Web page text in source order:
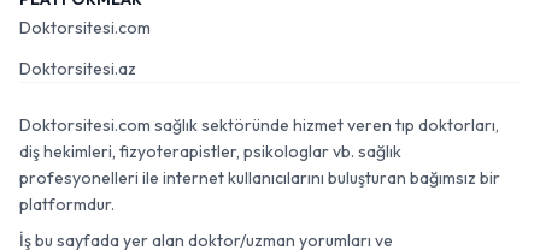
Doktorsitesi.com
Doktorsitesi.az
Doktorsitesi.com sağlık sektöründe hizmet veren tıp doktorları,
diş hekimleri, fizyoterapistler, psikologlar vb. sağlık
profesyonelleri ile internet kullanıcılarını buluşturan bağımsız bir
platformdur.
İş bu sayfada yer alan doktor/uzman yorumları ve